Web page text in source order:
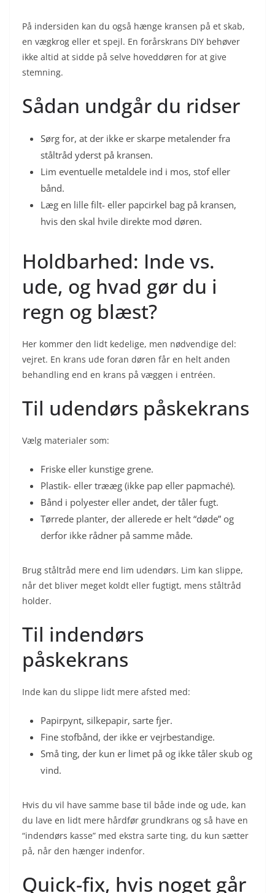
På indersiden kan du også hænge kransen på et skab,
en vægkrog eller et spejl. En forårskrans DIY behøver
ikke altid at sidde på selve hoveddøren for at give
stemning.
Sådan undgår du ridser
Sørg for, at der ikke er skarpe metalender fra
ståltråd yderst på kransen.
Lim eventuelle metaldele ind i mos, stof eller
bånd.
Læg en lille filt- eller papcirkel bag på kransen,
hvis den skal hvile direkte mod døren.
Holdbarhed: Inde vs.
ude, og hvad gør du i
regn og blæst?
Her kommer den lidt kedelige, men nødvendige del:
vejret. En krans ude foran døren får en helt anden
behandling end en krans på væggen i entréen.
Til udendørs påskekrans
Vælg materialer som:
Friske eller kunstige grene.
Plastik- eller trææg (ikke pap eller papmaché).
Bånd i polyester eller andet, der tåler fugt.
Tørrede planter, der allerede er helt “døde” og
derfor ikke rådner på samme måde.
Brug ståltråd mere end lim udendørs. Lim kan slippe,
når det bliver meget koldt eller fugtigt, mens ståltråd
holder.
Til indendørs
påskekrans
Inde kan du slippe lidt mere afsted med:
Papirpynt, silkepapir, sarte fjer.
Fine stofbånd, der ikke er vejrbestandige.
Små ting, der kun er limet på og ikke tåler skub og
vind.
Hvis du vil have samme base til både inde og ude, kan
du lave en lidt mere hårdfør grundkrans og så have en
“indendørs kasse” med ekstra sarte ting, du kun sætter
på, når den hænger indenfor.
Quick-fix, hvis noget går